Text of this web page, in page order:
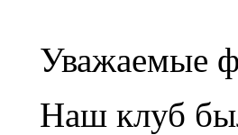
Уважаемые
Наш клуб